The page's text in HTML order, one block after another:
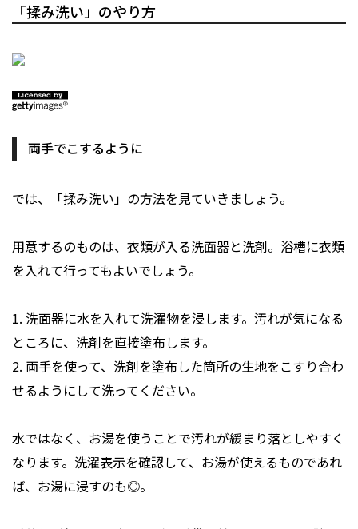
「揉み洗い」のやり方
両手でこするように
では、「揉み洗い」の方法を見ていきましょう。
用意するのものは、衣類が入る洗面器と洗剤。浴槽に衣類
を入れて行ってもよいでしょう。
1. 洗面器に水を入れて洗濯物を浸します。汚れが気になる
ところに、洗剤を直接塗布します。
2. 両手を使って、洗剤を塗布した箇所の生地をこすり合わ
せるようにして洗ってください。
水ではなく、お湯を使うことで汚れが緩まり落としやすく
なります。洗濯表示を確認して、お湯が使えるものであれ
ば、お湯に浸すのも◎。